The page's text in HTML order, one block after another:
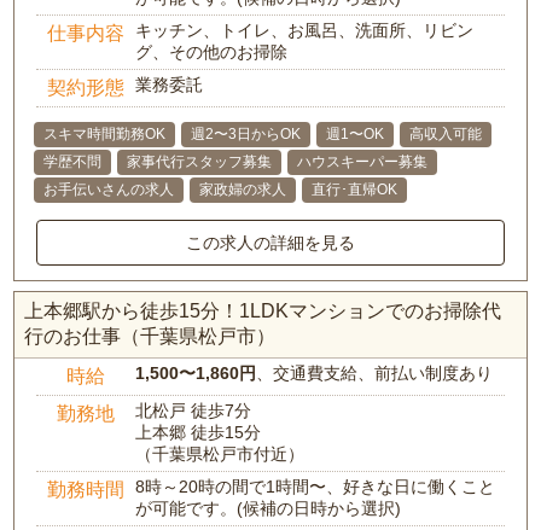
仕事内容
キッチン、トイレ、お風呂、洗面所、リビン
グ、その他のお掃除
契約形態 業務委託
スキマ時間勤務OK 週2〜3日からOK 週1〜OK
高収入可能
学歴不問
家事代行スタッフ募集
ハウスキーパー募集
お手伝いさんの求人
家政婦の求人 直行･直帰OK
この求人の詳細を見る
上本郷駅から徒歩15分！1LDKマンションでのお掃除代
行のお仕事（千葉県松戸市）
時給 1,500〜1,860円、交通費支給、前払い制度あり
勤務地
北松戸 徒歩7分
上本郷 徒歩15分
（千葉県松戸市付近）
勤務時間
8時～20時の間で1時間〜、好きな日に働くこと
が可能です。(候補の日時から選択)